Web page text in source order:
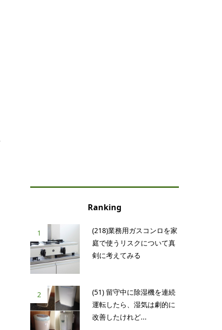
Ranking
1
(218)業務用ガスコンロを家
庭で使うリスクについて真
剣に考えてみる
2
(51) 留守中に除湿機を連続
運転したら、湿気は劇的に
改善したけれど...